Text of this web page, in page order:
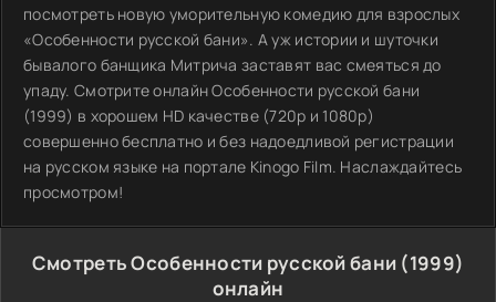
посмотреть новую уморительную комедию для взрослых
«Особенности русской бани». А уж истории и шуточки
бывалого банщика Митрича заставят вас смеяться до
упаду. Смотрите онлайн Особенности русской бани
(1999) в хорошем HD качестве (720p и 1080p)
совершенно бесплатно и без надоедливой регистрации
на русском языке на портале Kinogo Film. Наслаждайтесь
просмотром!
Смотреть Особенности русской бани (1999)
онлайн